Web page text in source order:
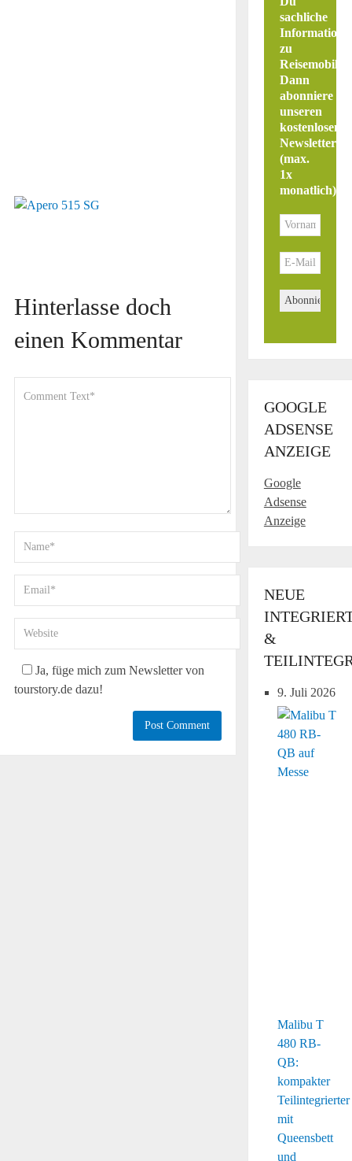
Hinterlasse doch
einen Kommentar
Ja, füge mich zum Newsletter von
tourstory.de dazu!
sachliche
zu
Dann
abonniere
unseren
kostenlosen
Newsletter
(max.
1x
monatlich).
GOOGLE
ADSENSE
ANZEIGE
Google
Adsense
Anzeige
NEUE
&
9. Juli 2026
Malibu T
480 RB-
QB:
kompakter
Teilintegrierter
mit
Queensbett
und